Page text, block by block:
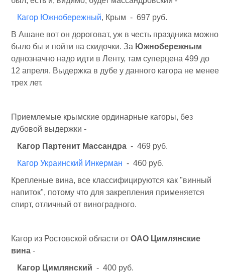
Кагор Южнобережный, Крым - 697 руб.
В Ашане вот он дороговат, уж в честь праздника можно
было бы и пойти на скидочки. За Южнобережным
однозначно надо идти в Ленту, там суперцена 499 до
12 апреля. Выдержка в дубе у данного кагора не менее
трех лет.
Приемлемые крымские ординарные кагоры, без
дубовой выдержки -
Кагор Партенит Массандра - 469 руб.
Кагор Украинский Инкерман - 460 руб.
Крепленые вина, все классифицируются как "винный
напиток", потому что для закрепления применяется
спирт, отличный от виноградного.
Кагор из Ростовской области от ОАО Цимлянские
вина -
Кагор Цимлянский - 400 руб.